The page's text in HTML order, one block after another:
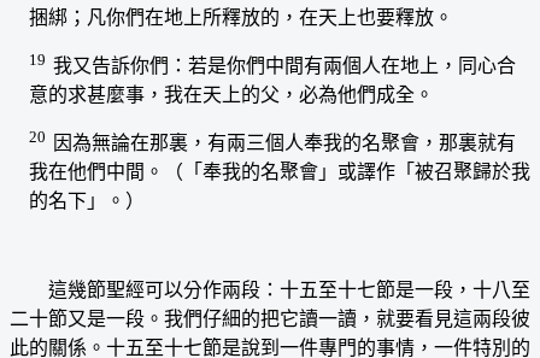
捆綁；凡你們在地上所釋放的，在天上也要釋放。
19 我又告訴你們：若是你們中間有兩個人在地上，同心合
意的求甚麼事，我在天上的父，必為他們成全。
20
因為無論在那裏，有兩三個人奉我的名聚會，那裏就有
我在他們中間。（「奉我的名聚會」或譯作「被召聚歸於我
的名下」。）
這幾節聖經可以分作兩段：十五至十七節是一段，十八至
二十節又是一段。我們仔細的把它讀一讀，就要看見這兩段彼
此的關係。十五至十七節是說到一件專門的事情，一件特別的